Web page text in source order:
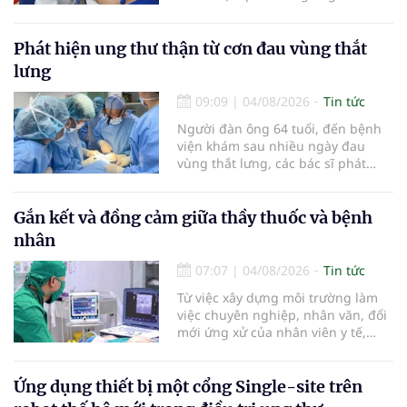
là những nội dung trọng tâm được
báo cáo tại Hội thảo khoa học cập
tiêu hóa - gan mật vừa diễn ra
ngày 1/8 tại Bệnh viện Đại học
quốc tế Hồng Bàng.
Phát hiện ung thư thận từ cơn đau vùng thắt
lưng
09:09 | 04/08/2026
Tin tức
Người đàn ông 64 tuổi, đến bệnh
viện khám sau nhiều ngày đau
vùng thắt lưng, các bác sĩ phát
biểu mô tế bào thận. Với khối u còn
ở giai đoạn sớm, người bệnh được
bằng phẫu thuật robot thay vì phải
cắt bỏ toàn bộ quả thận như trước
đây.
Gắn kết và đồng cảm giữa thầy thuốc và bệnh
nhân
07:07 | 04/08/2026
Tin tức
Từ việc xây dựng môi trường làm
việc chuyên nghiệp, nhân văn, đổi
mới ứng xử của nhân viên y tế,
đồng cảm, gắn kết cao giữa thầy
thuốc với bệnh nhân.
Ứng dụng thiết bị một cổng Single-site trên